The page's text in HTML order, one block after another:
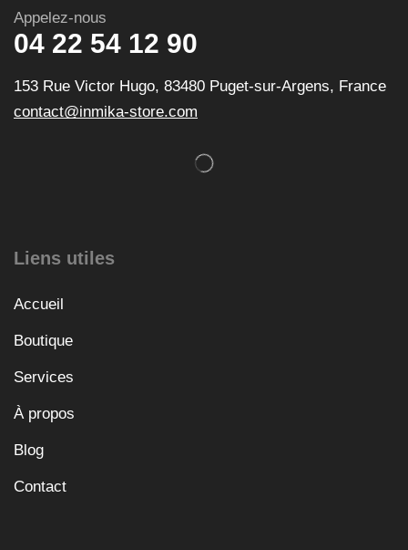
Appelez-nous
04 22 54 12 90
153 Rue Victor Hugo, 83480 Puget-sur-Argens, France
contact@inmika-store.com
Liens utiles
Accueil
Boutique
Services
À propos
Blog
Contact